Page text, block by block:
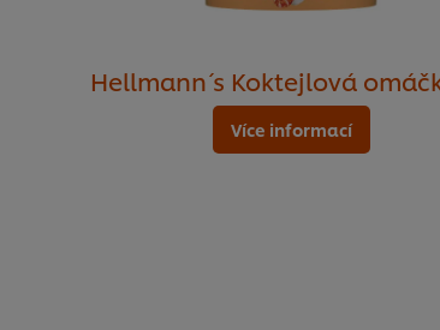
Hellmann´ s Koktejlová
Více informací